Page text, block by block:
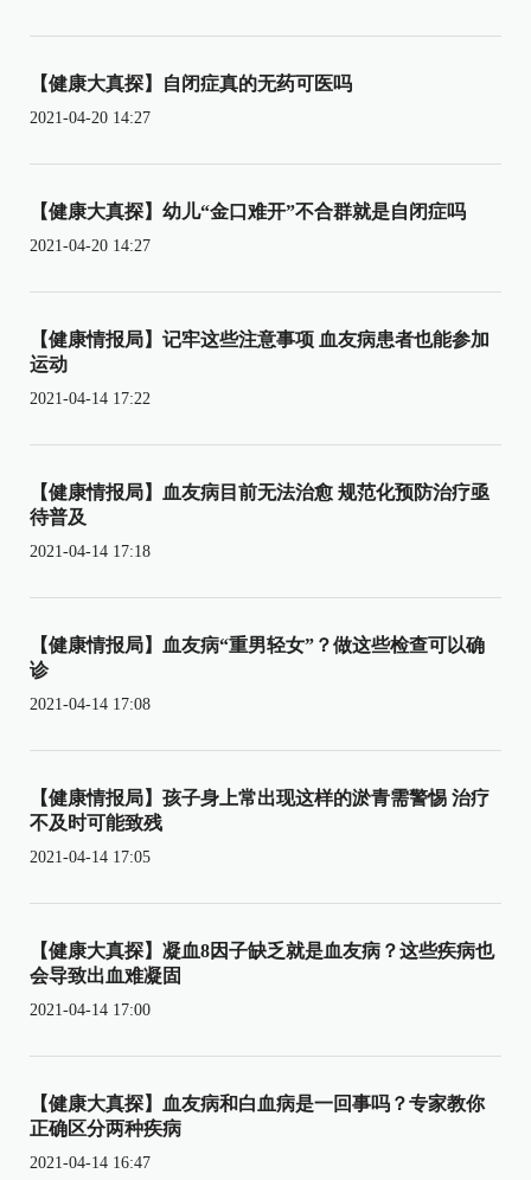
【健康大真探】自闭症真的无药可医吗
2021-04-20 14:27
【健康大真探】幼儿“金口难开”不合群就是自闭症吗
2021-04-20 14:27
【健康情报局】记牢这些注意事项 血友病患者也能参加
运动
2021-04-14 17:22
【健康情报局】血友病目前无法治愈 规范化预防治疗亟
待普及
2021-04-14 17:18
【健康情报局】血友病“重男轻女”？做这些检查可以确
诊
2021-04-14 17:08
【健康情报局】孩子身上常出现这样的淤青需警惕 治疗
不及时可能致残
2021-04-14 17:05
【健康大真探】凝血8因子缺乏就是血友病？这些疾病也
会导致出血难凝固
2021-04-14 17:00
【健康大真探】血友病和白血病是一回事吗？专家教你
正确区分两种疾病
2021-04-14 16:47